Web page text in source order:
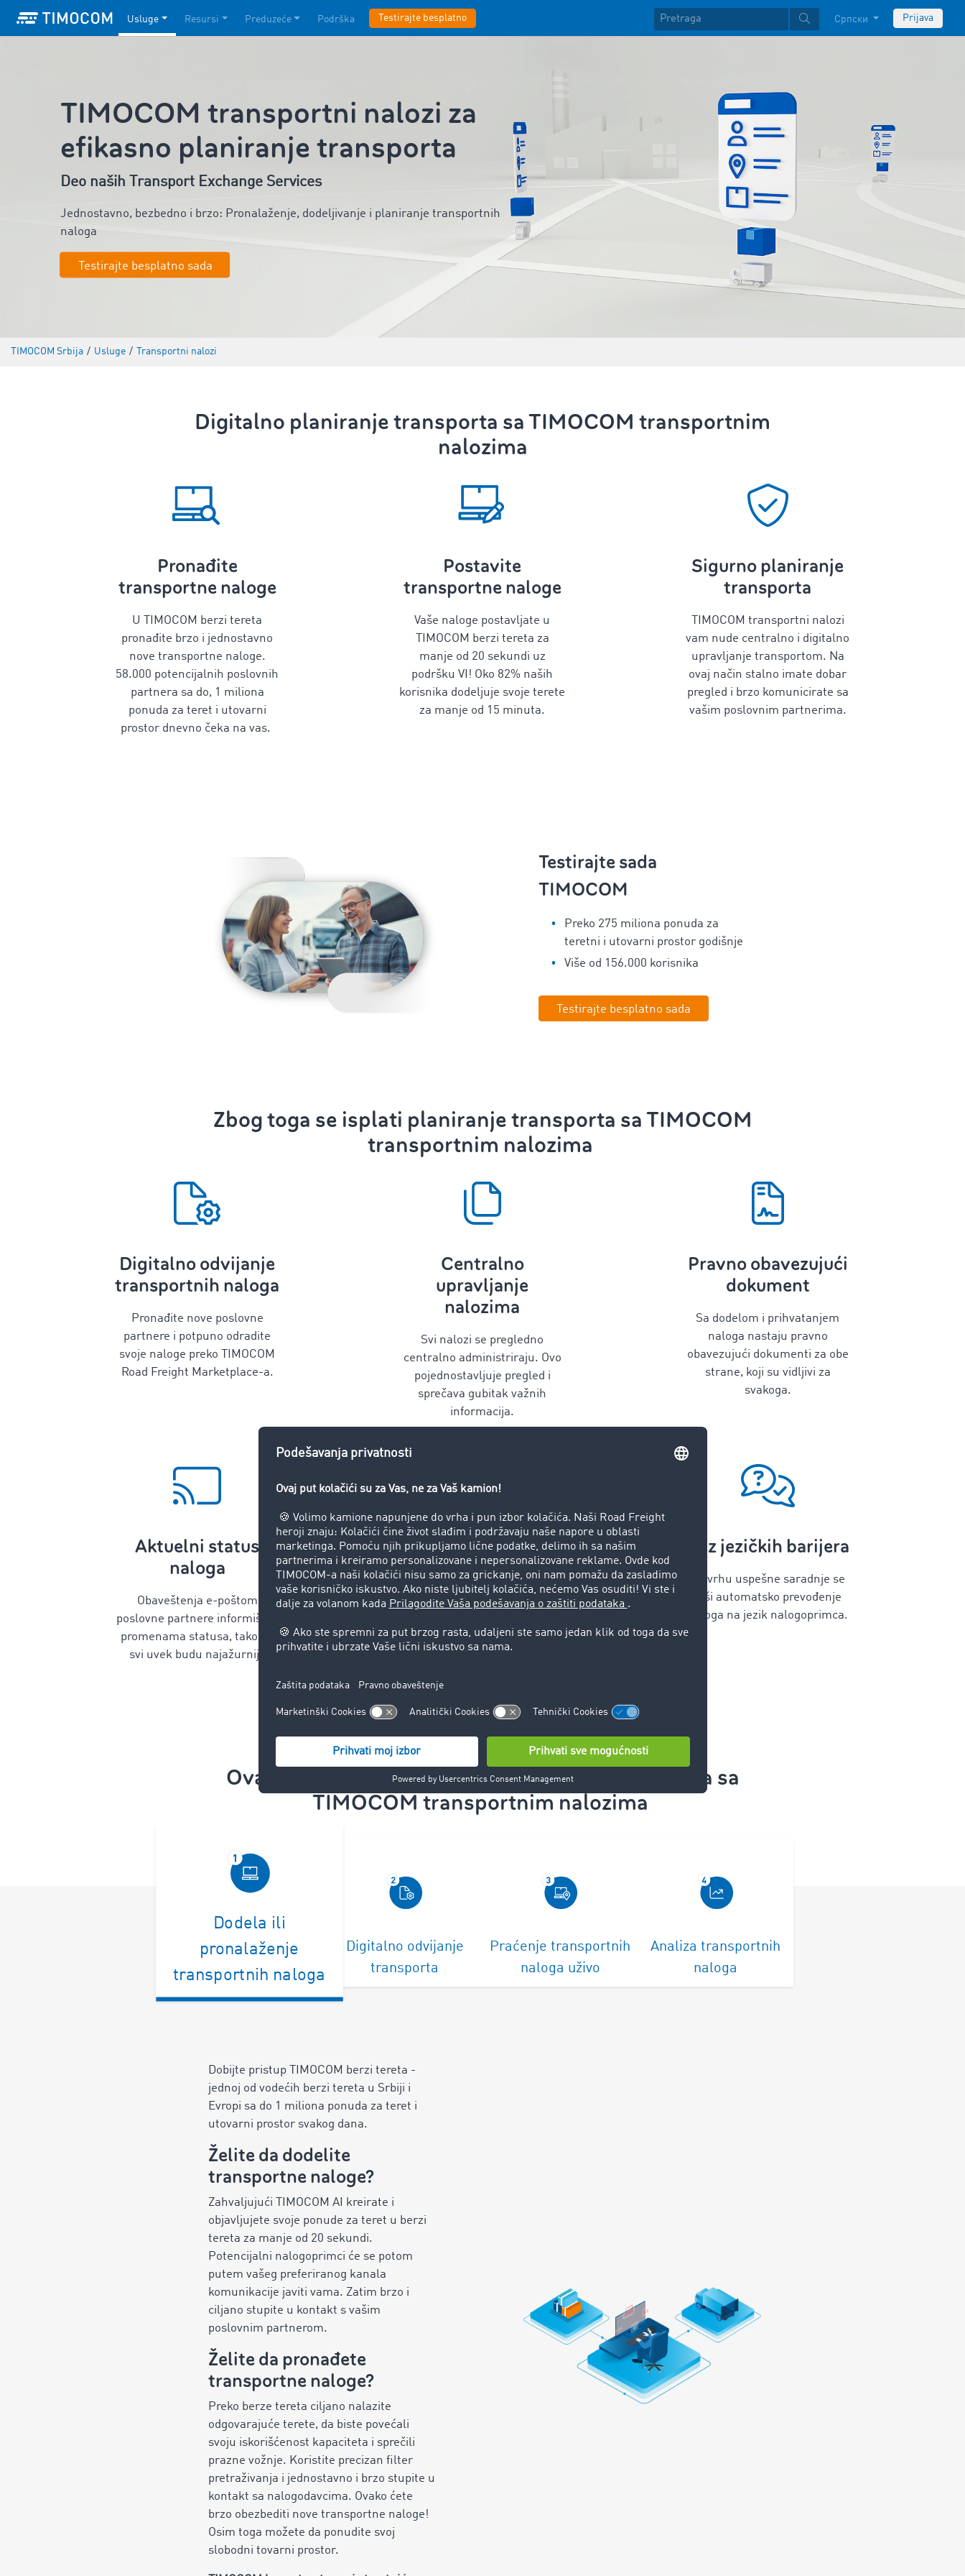
Usluge Resursi Preduzeće Podrška Testirajte besplatno Српски Prijava
TIMOCOM transportni nalozi za
efikasno planiranje transporta
Deo naših Transport Exchange Services
Jednostavno, bezbedno i brzo: Pronalaženje, dodeljivanje i planiranje transportnih
naloga
Testirajte besplatno sada
TIMOCOM Srbija / Usluge / Transportni nalozi
Digitalno planiranje transporta sa TIMOCOM transportnim
nalozima
Pronađite
transportne naloge
U TIMOCOM berzi tereta
pronađite brzo i jednostavno
nove transportne naloge.
58.000 potencijalnih poslovnih
partnera sa do, 1 miliona
ponuda za teret i utovarni
prostor dnevno čeka na vas.
Postavite
transportne naloge
Vaše naloge postavljate u
TIMOCOM berzi tereta za
manje od 20 sekundi uz
podršku VI! Oko 82% naših
korisnika dodeljuje svoje terete
za manje od 15 minuta.
Sigurno planiranje
transporta
TIMOCOM transportni nalozi
vam nude centralno i digitalno
upravljanje transportom. Na
ovaj način stalno imate dobar
pregled i brzo komunicirate sa
vašim poslovnim partnerima.
Testirajte sada
TIMOCOM
Preko 275 miliona ponuda za
teretni i utovarni prostor godišnje
Više od 156.000 korisnika
Testirajte besplatno sada
Zbog toga se isplati planiranje transporta sa TIMOCOM
transportnim nalozima
Digitalno odvijanje
transportnih naloga
Pronađite nove poslovne
partnere i potpuno odradite
svoje naloge preko TIMOCOM
Road Freight Marketplace-a.
Centralno
upravljanje
nalozima
Svi nalozi se pregledno
centralno administriraju. Ovo
pojednostavljuje pregled i
sprečava gubitak važnih
informacija.
Pravno obavezujući
dokument
Sa dodelom i prihvatanjem
naloga nastaju pravno
obavezujući dokumenti za obe
strane, koji su vidljivi za
svakoga.
Aktuelni status
naloga
Obaveštenja e-poštom
poslovne partnere informišu o
promenama statusa, tako da
svi uvek budu najažurniji.
Brza komunikacija
Digitalni proces omogućava
brzu komunikaciju sa vašim
se razmena informacija
značajno ubrzava.
Bez jezičkih barijera
U svrhu uspešne saradnje se
vrši automatsko prevođenje
naloga na jezik nalogoprimca.
Ovako funkcioniše digitalnoplaniranje transporta sa
TIMOCOMtransportnim nalozima
Dodela ili
pronalaženje
transportnih naloga
Digitalno odvijanje
transporta
Praćenje transportnih
naloga uživo
Analiza transportnih
naloga
Dobijte pristup TIMOCOM berzi tereta -
jednoj od vodećih berzi tereta u Srbiji i
Evropi sa do 1 miliona ponuda za teret i
utovarni prostor svakog dana.
Želite da dodelite
transportne naloge?
Zahvaljujući TIMOCOM AI kreirate i
objavljujete svoje ponude za teret u berzi
tereta za manje od 20 sekundi.
Potencijalni nalogoprimci će se potom
putem vašeg preferiranog kanala
komunikacije javiti vama. Zatim brzo i
ciljano stupite u kontakt s vašim
poslovnim partnerom.
Želite da pronađete
transportne naloge?
Preko berze tereta ciljano nalazite
odgovarajuće terete, da biste povećali
svoju iskorišćenost kapaciteta i sprečili
prazne vožnje. Koristite precizan filter
pretraživanja i jednostavno i brzo stupite u
kontakt sa nalogodavcima. Ovako ćete
brzo obezbediti nove transportne naloge!
Osim toga možete da ponudite svoj
slobodni tovarni prostor.